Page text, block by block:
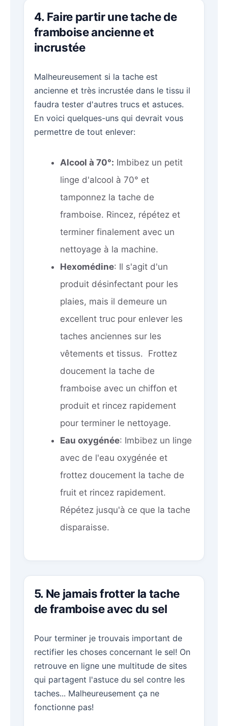
4. Faire partir une tache de
framboise ancienne et
incrustée
Malheureusement si la tache est
ancienne et très incrustée dans le tissu il
faudra tester d'autres trucs et astuces.
En voici quelques-uns qui devrait vous
permettre de tout enlever:
Alcool à 70°: Imbibez un petit
linge d'alcool à 70° et
tamponnez la tache de
framboise. Rincez, répétez et
terminer finalement avec un
nettoyage à la machine.
Hexomédine: Il s'agit d'un
produit désinfectant pour les
plaies, mais il demeure un
excellent truc pour enlever les
taches anciennes sur les
vêtements et tissus. Frottez
doucement la tache de
framboise avec un chiffon et
produit et rincez rapidement
pour terminer le nettoyage.
Eau oxygénée: Imbibez un linge
avec de l'eau oxygénée et
frottez doucement la tache de
fruit et rincez rapidement.
Répétez jusqu'à ce que la tache
disparaisse.
5. Ne jamais frotter la tache
de framboise avec du sel
Pour terminer je trouvais important de
rectifier les choses concernant le sel! On
retrouve en ligne une multitude de sites
qui partagent l'astuce du sel contre les
taches... Malheureusement ça ne
fonctionne pas!